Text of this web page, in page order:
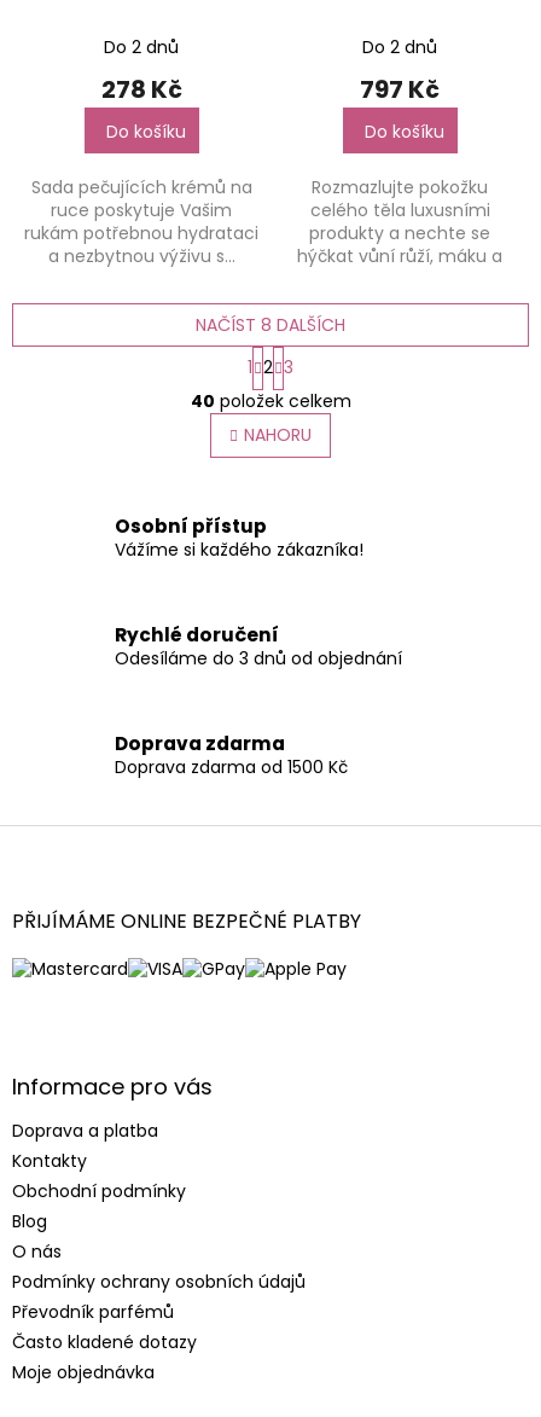
máku a vanilky
Do 2 dnů
278 Kč
Do košíku
Sada pečujících krémů na
ruce poskytuje Vašim
rukám potřebnou hydrataci
a nezbytnou výživu s...
Do 2 dnů
797 Kč
Do košíku
Rozmazlujte pokožku
celého těla luxusními
produkty a nechte se
hýčkat vůní růží, máku a
O
v
l
á
í
v
k
y
p
i
s
NAČÍST 8 DALŠÍCH
S
t
r
á
n
k
n
í
1 2 3
40 položek celkem
NAHORU
Osobní přístup
Vážíme si každého zákazníka!
Rychlé doručení
Odesíláme do 3 dnů od objednání
Doprava zdarma
Doprava zdarma od 1500 Kč
Z
aPŘIJÍMÁME ONLINE BEZPEČNÉ PLATBY
Informace pro vás
Doprava a platba
Kontakty
Obchodní podmínky
Blog
O nás
Podmínky ochrany osobních údajů
Převodník parfémů
Často kladené dotazy
Moje objednávka